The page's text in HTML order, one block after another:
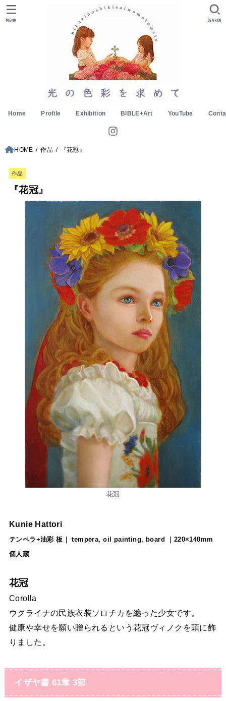
Home Profile Exhibition BIBLE+Art YouTube
SEARCH
MENU
HOME 作品 『花冠』
作品
『花冠』
花冠
Kunie Hattori
テンペラ+油彩 板｜ tempera, oil painting, board ｜220×140mm
個人蔵
花冠
Corolla
ウクライナの民族衣装ソロチカを纏った少女です。
健康や幸せを願い贈られるという花冠ヴィノクを頭に飾
りました。
イザヤ書 61章 3節